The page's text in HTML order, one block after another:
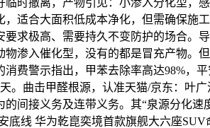
适合大面积低成本净化，但需确保施
求极高、需要持久不变防护的场合。
渗入催化型，没有的都是冒充产物。
费警示指出，甲苯去除率高达98%，
。曲击甲醛根源，认准天猫/京东：叶
间接义务及连带义务。其“泉源分化速
底线 华为乾崑奕境首款旗舰大六座SUV